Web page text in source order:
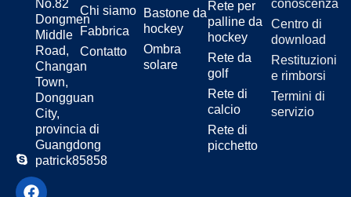
No.82
Dongmen
Middle
Road,
Changan
Town,
Dongguan
City,
provincia di
Guangdong
patrick85858
Chi siamo
Fabbrica
Contatto
Bastone da
hockey
Ombra
solare
Rete per
palline da
hockey
Rete da
golf
Rete di
calcio
Rete di
picchetto
conoscenza
Centro di
download
Restituzioni
e rimborsi
Termini di
servizio